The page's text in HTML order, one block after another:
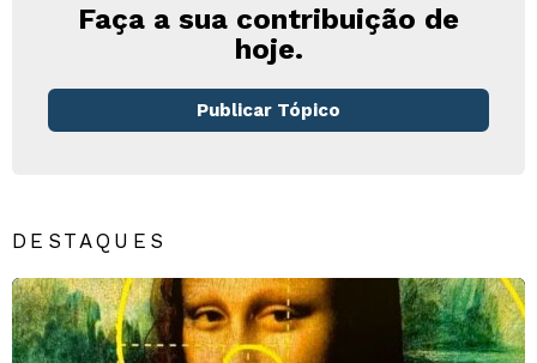
Faça a sua contribuição de
hoje.
Publicar Tópico
DESTAQUES